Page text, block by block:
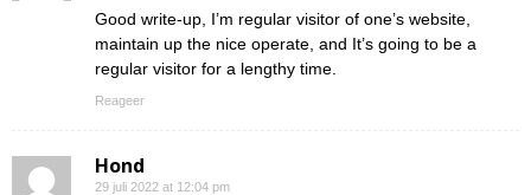
Good write-up, I’m regular visitor of one’s website,
maintain up the nice operate, and It’s going to be a
regular visitor for a lengthy time.
Reageer
Hond
29 juli 2022 at 12:04 pm